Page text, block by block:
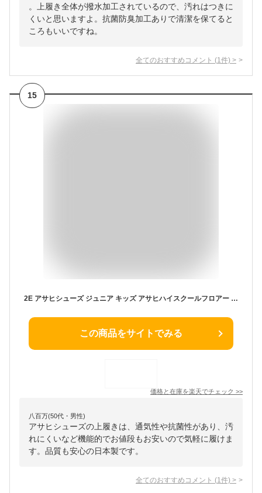
。上履き全体が撥水加工されているので、汚れはつきに
くいと思いますよ。抗菌防臭加工ありで清潔を保てると
ころもいいですね。
全てのおすすめコメント (1 件) >
15
2E アサヒシューズ ジュニア キッズ アサヒハイスクールフロアー VK 男の子 女の子 スクール 上履 上靴 靴 シューズ 抗菌 通気 汚れにくい 小学生 中学生 asahi shoes
この商品をサイトでみる
価格と在庫を楽天でチェック >>
八百万(50代・男性)
アサヒシューズの上履きは、通気性や抗菌性があり、汚
れにくいなど機能的でお値段もお安いので気軽に履けま
す。品質も安心の日本製です。
全てのおすすめコメント (1 件) >